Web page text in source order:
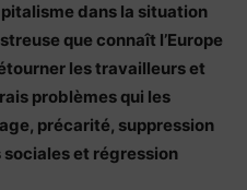
dans la situation
que connaît l’Europe
les travailleurs et
problèmes qui les
précarité, suppression
et régression